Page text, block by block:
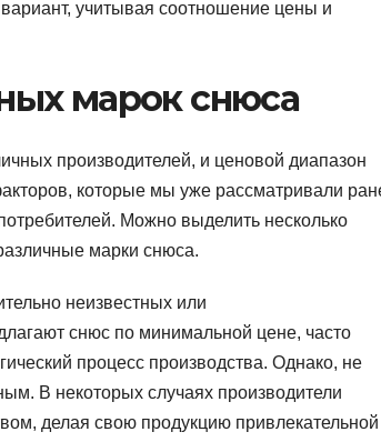
учитывая соотношение цены и
марок снюса
производителей, и ценовой диапазон
которые мы уже рассматривали
Можно выделить несколько
марки снюса.
неизвестных или
снюс по минимальной цене, часто
процесс производства. Однако, не
В некоторых случаях производители
делая свою продукцию привлекательной